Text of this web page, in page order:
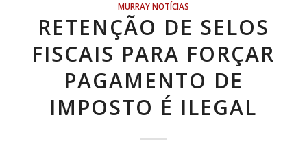
MURRAY NOTÍCIAS
RETENÇÃO DE SELOS
FISCAIS PARA FORÇAR
PAGAMENTO DE
IMPOSTO É ILEGAL